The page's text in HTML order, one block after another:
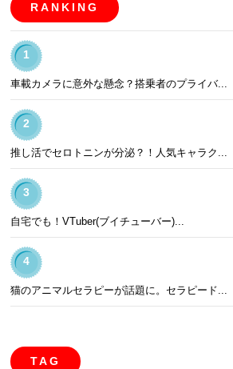
RANKING
1
車載カメラに意外な懸念？搭乗者のプライバ...
2
推し活でセロトニンが分泌？！人気キャラク...
3
自宅でも！VTuber(ブイチューバー)...
4
猫のアニマルセラピーが話題に。セラピード...
TAG